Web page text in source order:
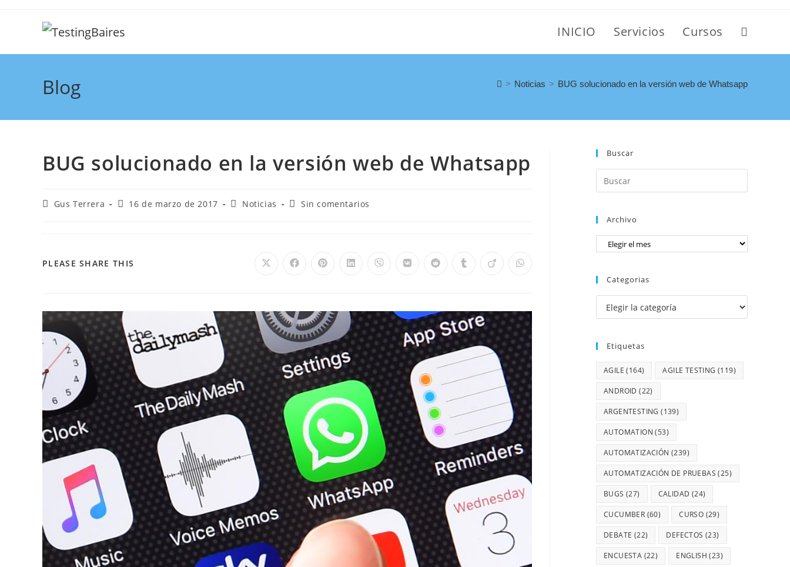
INICIO Servicios Cursos
Blog > Noticias > BUG solucionado en la versión web de Whatsapp
BUG solucionado en la versión web de Whatsapp
Gus Terrera 16 de marzo de 2017 Noticias Sin comentarios
PLEASE SHARE THIS
Buscar
Archivo
Categorias
Etiquetas
AGILE (164) AGILE TESTING (119)
ANDROID (22)
ARGENTESTING (139)
AUTOMATION (53)
AUTOMATIZACIÓN (239)
AUTOMATIZACIÓN DE PRUEBAS (25)
BUGS (27) CALIDAD (24)
CUCUMBER (60) CURSO (29)
DEBATE (22) DEFECTOS (23)
ENCUESTA (22) ENGLISH (23)